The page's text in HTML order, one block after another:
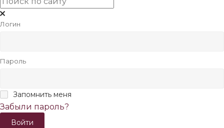
Логин
Пароль
Запомнить меня
Забыли пароль?